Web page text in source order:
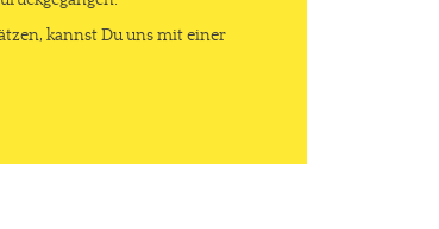
kannst Du uns mit einer